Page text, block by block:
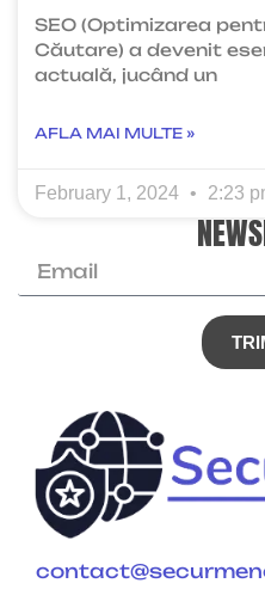
SEO (Optimizarea
Căutare) a devenit
actuală, jucând un
AFLA MAI MULTE »
February 1, 2024 2:23